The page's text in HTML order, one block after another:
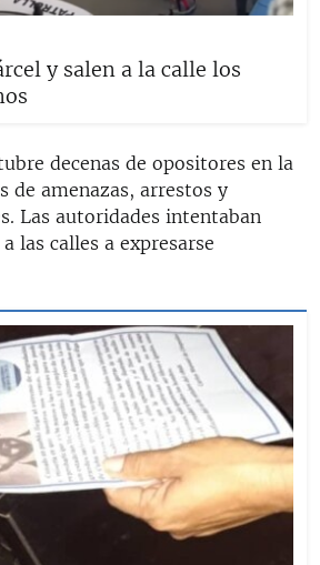
y salen a la calle los
decenas de opositores en la
de amenazas, arrestos y
Las autoridades intentaban
las calles a expresarse